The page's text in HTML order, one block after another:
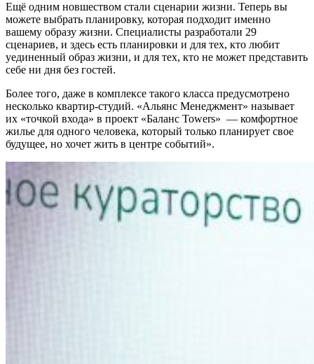
Ещё одним новшеством стали сценарии жизни. Теперь вы
можете выбрать планировку, которая подходит именно
вашему образу жизни. Специалисты разработали 29
сценариев, и здесь есть планировки и для тех, кто любит
уединенный образ жизни, и для тех, кто не может представить
себе ни дня без гостей.
Более того, даже в комплексе такого класса предусмотрено
несколько квартир-студий. «Альянс Менеджмент» называет
их «точкой входа» в проект «Баланс Towers» — комфортное
жилье для одного человека, который только планирует свое
будущее, но хочет жить в центре событий».